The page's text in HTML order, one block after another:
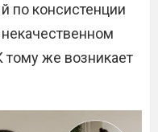
по консистенции
же возникает